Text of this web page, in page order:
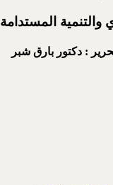
والتنمية المستدامة
: دكتور بارق شبر